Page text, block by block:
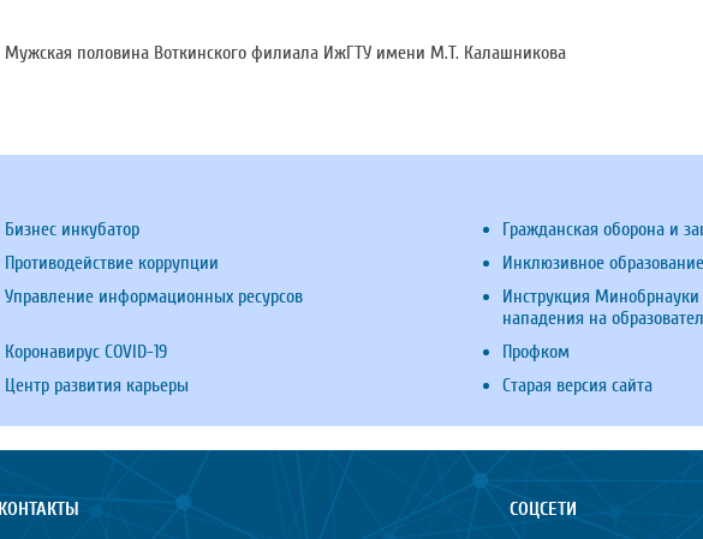
Мужская половина Воткинского филиала ИжГТУ имени М.Т. Калашникова
Бизнес инкубатор
Гражданская оборона и
Противодействие коррупции
Инклюзивное образование
Управление информационных ресурсов
Инструкция
нападения на
Коронавирус COVID-19
Профком
Центр развития карьеры Старая версия сайта
КОНТАКТЫ СОЦСЕТИ